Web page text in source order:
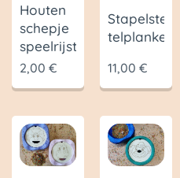
Houten
schepje
speelrijst
2,00 €
telplanken
11,00 €